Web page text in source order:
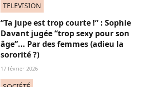
TELEVISION
“Ta jupe est trop courte !” : Sophie
Davant jugée “trop sexy pour son
âge”... Par des femmes (adieu la
sororité ?)
17 février 2026